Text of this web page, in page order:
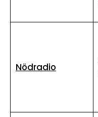
Nödradio